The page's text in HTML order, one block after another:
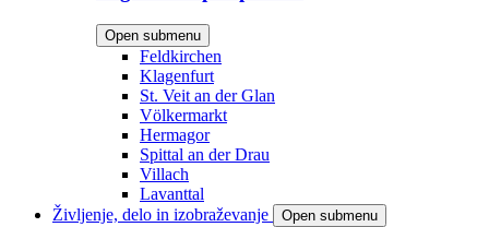
Open submenu
Feldkirchen
Klagenfurt
St. Veit an der Glan
Völkermarkt
Hermagor
Spittal an der Drau
Villach
Lavanttal
Življenje, delo in izobraževanje
Open submenu